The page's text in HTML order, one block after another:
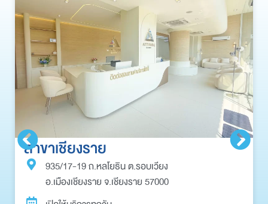
สาขาเชียงราย
935/17-19 ถ.หลโยธิน ต.รอบเวียง
อ.เมืองเชียงราย จ.เชียงราย 57000